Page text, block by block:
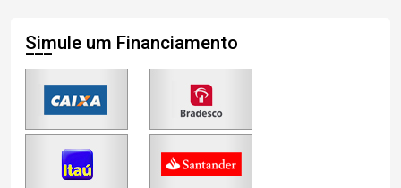
Simule um Financiamento